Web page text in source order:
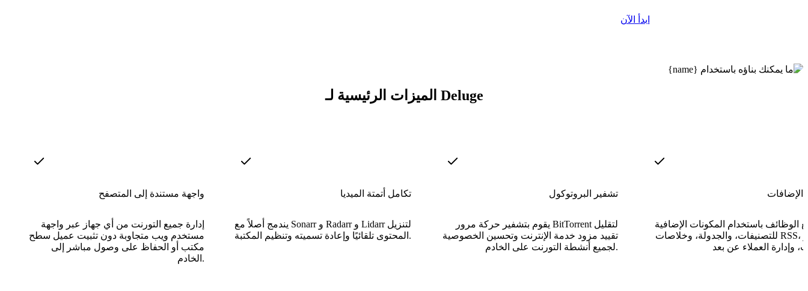
ابدأ الآن
الميزات الرئيسية لـ Deluge
واجهة مستندة إلى المتصفح
إدارة جميع التورنت من أي جهاز عبر واجهة
مستخدم ويب متجاوبة دون تثبيت عميل سطح
مكتب أو الحفاظ على وصول مباشر إلى
الخادم.
تكامل أتمتة الميديا
يندمج أصلاً مع Sonarr و Radarr و Lidarr لتنزيل
المحتوى تلقائيًا وإعادة تسميته وتنظيم المكتبة.
تشفير البروتوكول
يقوم بتشفير حركة مرور BitTorrent لتقليل
تقييد مزود خدمة الإنترنت وتحسين الخصوصية
لجميع أنشطة التورنت على الخادم.
الإضافات
الوظائف باستخدام المكونات الإضافية
للتصنيفات، والجدولة، وخلاصات RSS، وبذور